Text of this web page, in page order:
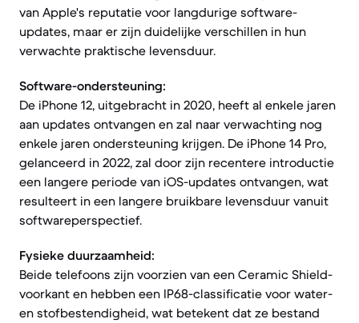
van Apple's reputatie voor langdurige software-
updates, maar er zijn duidelijke verschillen in hun
verwachte praktische levensduur.
Software-ondersteuning:
De iPhone 12, uitgebracht in 2020, heeft al enkele jaren
aan updates ontvangen en zal naar verwachting nog
enkele jaren ondersteuning krijgen. De iPhone 14 Pro,
gelanceerd in 2022, zal door zijn recentere introductie
een langere periode van iOS-updates ontvangen, wat
resulteert in een langere bruikbare levensduur vanuit
softwareperspectief.
Fysieke duurzaamheid:
Beide telefoons zijn voorzien van een Ceramic Shield-
voorkant en hebben een IP68-classificatie voor water-
en stofbestendigheid, wat betekent dat ze bestand